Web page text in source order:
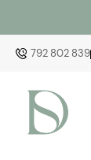
792 802 839